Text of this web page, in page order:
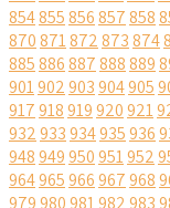
854855856857858
870871872873874
885886887888889
901902903904905
917918919920921
932933934935936
948949950951952
964965966967968